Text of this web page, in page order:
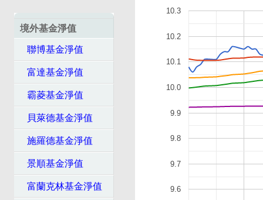
境外基金淨值
聯博基金淨值
富達基金淨值
霸菱基金淨值
貝萊德基金淨值
施羅德基金淨值
景順基金淨值
富蘭克林基金淨值 9.6
9.7
9.8
9.9
10.0
10.1
10.2
10.3